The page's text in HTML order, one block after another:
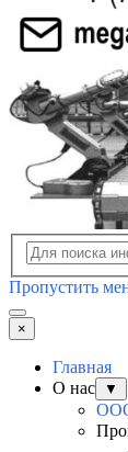
Пропустить
×
Главная
О нас
▼